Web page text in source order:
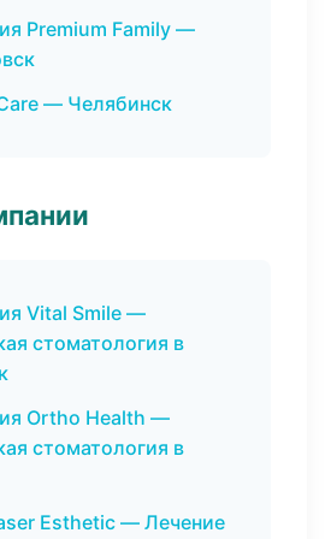
Premium Family —
— Челябинск
Vital Smile —
стоматология в
Ortho Health —
стоматология в
Esthetic — Лечение